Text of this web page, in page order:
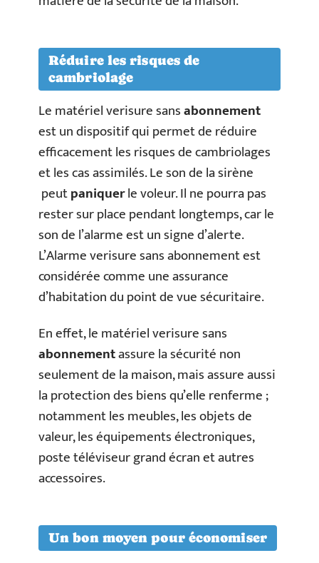
Réduire les risques de
cambriolage
Le matériel verisure sansabonnement
est un dispositif qui permet de réduire
efficacement les risques de cambriolages
et les cas assimilés. Le son de la sirène
peutpaniquerle voleur. Il ne pourra pas
rester sur place pendant longtemps, car le
son de l’alarme est un signe d’alerte.
L’Alarme verisure sans abonnement est
considérée comme une assurance
d’habitation du point de vue sécuritaire.
En effet, le matériel verisure sans
abonnementassure la sécurité non
seulement de la maison, mais assure aussi
la protection des biens qu’elle renferme ;
notamment les meubles, les objets de
valeur, les équipements électroniques,
poste téléviseur grand écran et autres
accessoires.
Un bon moyen pour économiser